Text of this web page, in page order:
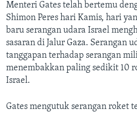
Menteri Gates telah bertemu
Shimon Peres hari Kamis, hari
baru serangan udara Israel
sasaran di Jalur Gaza. Serangan
tanggapan terhadap serangan
menembakkan paling sedikit 10
Israel.
Gates mengutuk serangan roket